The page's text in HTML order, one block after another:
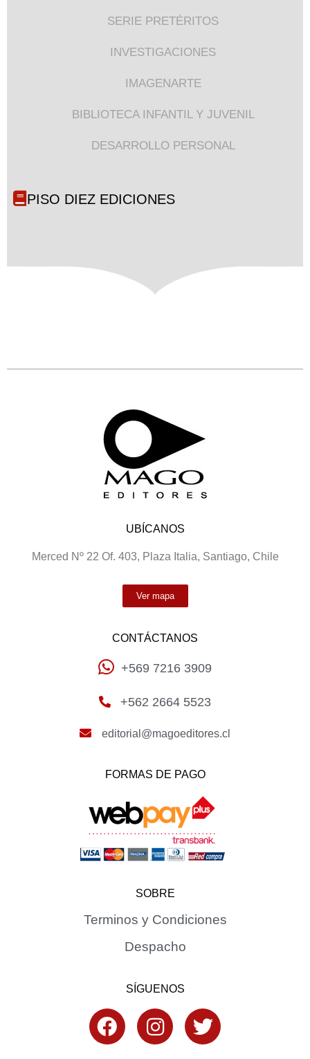
SERIE PRETÉRITOS
INVESTIGACIONES
IMAGENARTE
BIBLIOTECA INFANTIL Y JUVENIL
DESARROLLO PERSONAL
PISO DIEZ EDICIONES
UBÍCANOS
Merced Nº 22 Of. 403, Plaza Italia, Santiago, Chile
Ver mapa
CONTÁCTANOS
+569 7216 3909
+562 2664 5523
editorial@magoeditores.cl
FORMAS DE PAGO
SOBRE
Terminos y Condiciones
Despacho
SÍGUENOS